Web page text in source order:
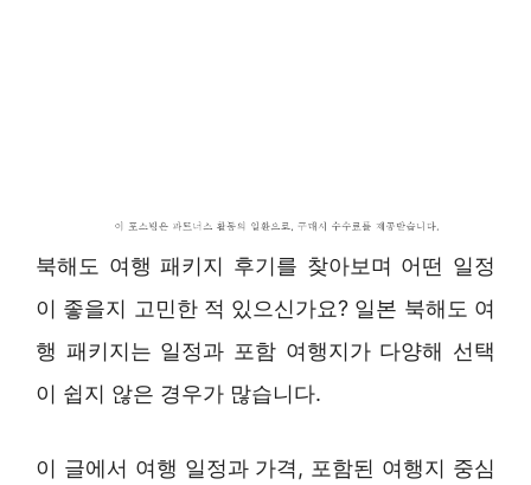
북해도 여행 패키지 후기를 찾아보며 어떤 일정
이 좋을지 고민한 적 있으신가요? 일본 북해도 여
행 패키지는 일정과 포함 여행지가 다양해 선택
이 쉽지 않은 경우가 많습니다.
이 글에서 여행 일정과 가격, 포함된 여행지 중심